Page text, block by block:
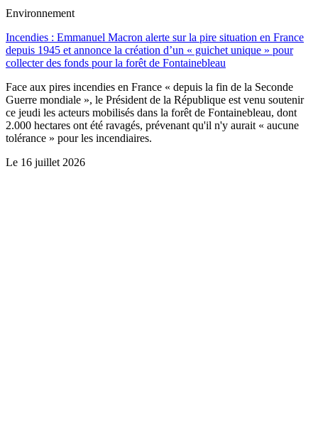
Environnement
Incendies : Emmanuel Macron alerte sur la pire situation en France
depuis 1945 et annonce la création d’un « guichet unique » pour
collecter des fonds pour la forêt de Fontainebleau
Face aux pires incendies en France « depuis la fin de la Seconde
Guerre mondiale », le Président de la République est venu soutenir
ce jeudi les acteurs mobilisés dans la forêt de Fontainebleau, dont
2.000 hectares ont été ravagés, prévenant qu'il n'y aurait « aucune
tolérance » pour les incendiaires.
Le 16 juillet 2026